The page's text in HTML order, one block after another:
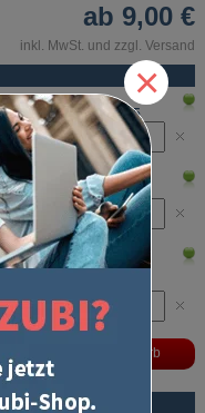
ab 9,00 €
inkl. MwSt. und zzgl. Versand
Frühjahr 2025
Herbst 2025
×